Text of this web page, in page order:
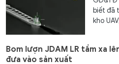
biết đã
kho
Bom lượn JDAM LR tầm xa
đưa vào sản xuất